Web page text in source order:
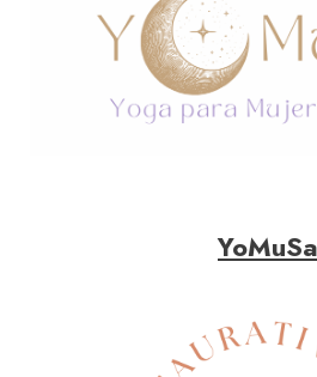
YoMuSa